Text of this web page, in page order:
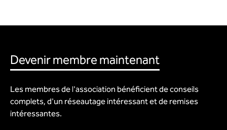
Devenir membre maintenant
Les membres de l'association bénéficient de conseils
complets, d'un réseautage intéressant et de remises
intéressantes.